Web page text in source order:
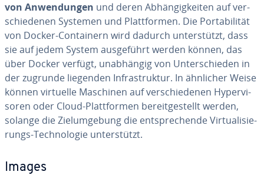
von An­wen­dun­gen und deren Ab­hän­gig­kei­ten auf ver­
schie­de­nen Systemen und Platt­for­men. Die Por­ta­bi­li­tät
von Docker-Con­tai­nern wird dadurch un­ter­stützt, dass
sie auf jedem System aus­ge­führt werden können, das
über Docker verfügt, un­ab­hän­gig von Un­ter­schie­den in
der zugrunde liegenden In­fra­struk­tur. In ähnlicher Weise
können virtuelle Maschinen auf ver­schie­de­nen Hy­per­vi­
so­ren oder Cloud-Platt­for­men be­reit­ge­stellt werden,
solange die Ziel­um­ge­bung die ent­spre­chen­de Vir­tua­li­sie­
rungs-Tech­no­lo­gie un­ter­stützt.
Images